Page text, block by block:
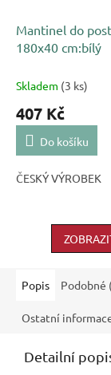
Mantinel do
180x40 cm:bílý
Skladem (3 ks)
407 Kč
Do košíku
ČESKÝ VÝROBEK
Popis Podobné
Ostatní
Detailní